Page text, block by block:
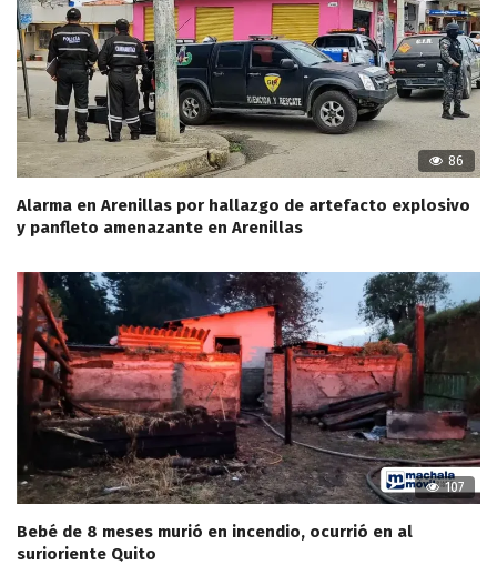
86
Alarma en Arenillas por hallazgo de artefacto explosivo
y panfleto amenazante en Arenillas
107
Bebé de 8 meses murió en incendio, ocurrió en al
surioriente Quito